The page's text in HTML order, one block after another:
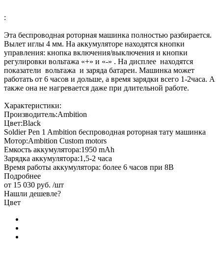
:
Эта беспроводная роторная машинка полностью разбирается.
Вылет иглы 4 мм. На аккумуляторе находятся кнопки
управления: кнопка включения/выключения и кнопки
регулировки вольтажа «+» и «-» . На дисплее находятся
показатели вольтажа и заряда батареи. Машинка может
работать от 6 часов и дольше, а время зарядки всего 1-2часа. А
также она не нагревается даже при длительной работе.
Характеристики:
Производитель:Ambition
Цвет:Black
Soldier Pen 1 Ambition беспроводная роторная тату машинка
Мотор:Ambition Custom motors
Емкость аккумулятора:1950 mAh
Зарядка аккумулятора:1,5-2 часа
Время работы аккумулятора: более 6 часов при 8В
Подробнее
от 15 030 руб. /шт
Нашли дешевле?
Цвет